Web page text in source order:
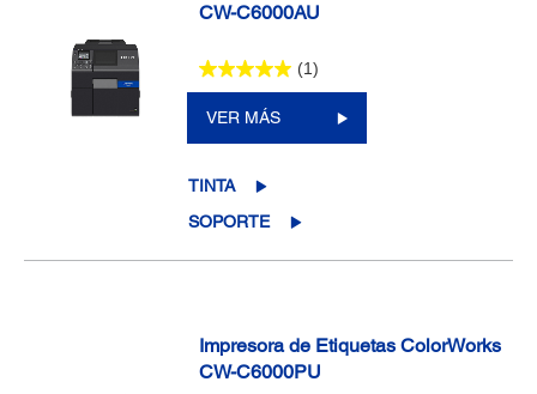
CW-C6000AU
(1)
VER MÁS
TINTA
SOPORTE
Impresora de Etiquetas ColorWorks
CW-C6000PU